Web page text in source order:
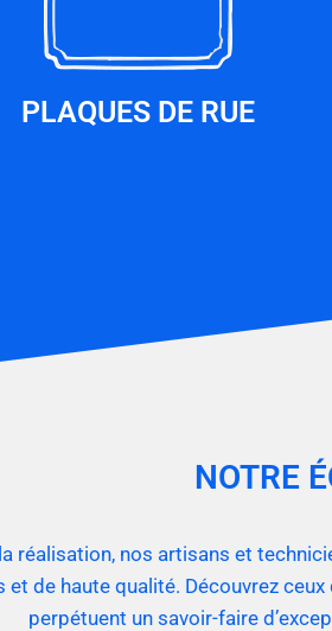
PLAQUES DE RUE
NOTRE
réalisation, nos artisans et
et de haute qualité. Découvrez
perpétuent un savoir-faire